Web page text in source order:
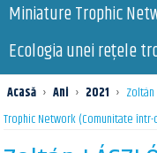
Miniature Trophic
Ecologia unei rețele
Acasă › Ani › 2021 ›
Trophic Network (Comunitate